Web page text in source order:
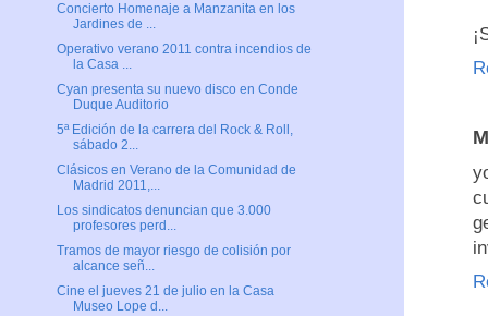
Concierto Homenaje a Manzanita en los
Jardines de ...
Operativo verano 2011 contra incendios de
la Casa ...
Cyan presenta su nuevo disco en Conde
Duque Auditorio
5ª Edición de la carrera del Rock & Roll,
sábado 2...
Clásicos en Verano de la Comunidad de
Madrid 2011,...
Los sindicatos denuncian que 3.000
profesores perd...
Tramos de mayor riesgo de colisión por
alcance señ...
Cine el jueves 21 de julio en la Casa
Museo Lope d...